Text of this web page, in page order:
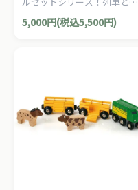
でサバンナを冒険しましょ
5,000円(税込5,500円)